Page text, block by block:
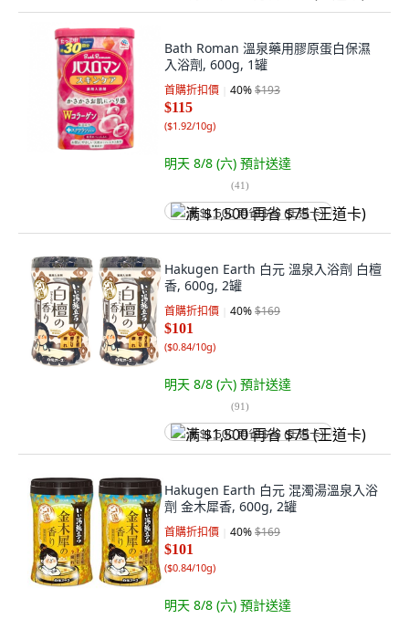
Bath Roman 溫泉藥用膠原蛋白保濕
入浴劑, 600g, 1罐
首購折扣價 40%$193
$115
($1.92/10g)
明天 8/8 (六) 預計送達
(41)
满 $1,500 再省 $75 (王道卡)
Hakugen Earth 白元 溫泉入浴劑 白檀
香, 600g, 2罐
首購折扣價 40%$169
$101
($0.84/10g)
明天 8/8 (六) 預計送達
(91)
满 $1,500 再省 $75 (王道卡)
Hakugen Earth 白元 混濁湯溫泉入浴
劑 金木犀香, 600g, 2罐
首購折扣價 40%$169
$101
($0.84/10g)
明天 8/8 (六) 預計送達